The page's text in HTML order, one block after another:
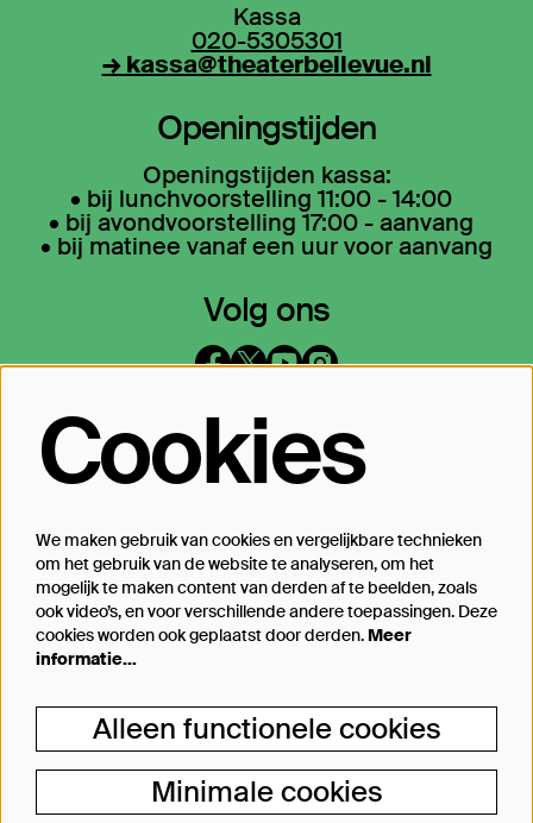
Kassa
020-5305301
→ kassa@theaterbellevue.nl
Openingstijden
Openingstijden kassa:
• bij lunchvoorstelling 11:00 - 14:00
• bij avondvoorstelling 17:00 - aanvang
• bij matinee vanaf een uur voor aanvang
Volg ons
Op de hoogte blijven?
Inschrijven
Steun Theater Bellevue
Je kunt Theater Bellevue ook steunen, van
een kleine donatie bij aankoop van jouw
kaartje tot aan particulier producent.
Cookies
We maken gebruik van cookies en vergelijkbare technieken
om het gebruik van de website te analyseren, om het
mogelijk te maken content van derden af te beelden, zoals
ook video’s, en voor verschillende andere toepassingen. Deze
cookies worden ook geplaatst door derden. Meer
informatie…
Alleen functionele cookies
Minimale cookies